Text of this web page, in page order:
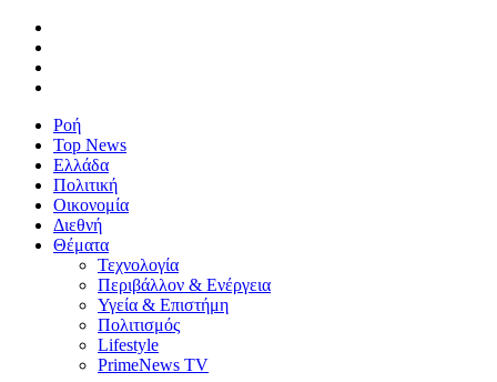
Ροή
Top News
Ελλάδα
Πολιτική
Οικονομία
Διεθνή
Θέματα
Τεχνολογία
Περιβάλλον & Ενέργεια
Υγεία & Επιστήμη
Πολιτισμός
Lifestyle
PrimeNews TV